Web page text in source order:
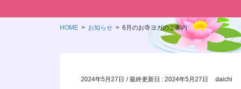
HOME お知らせ 6月のお寺ヨガのご案内
2024年5月27日 / 最終更新日 :2024年5月27日 daichi